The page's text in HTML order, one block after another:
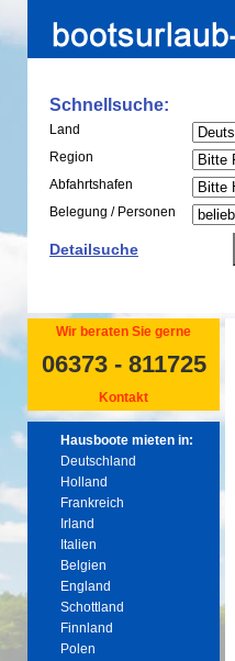
Schnellsuche:
Land
Region
Abfahrtshafen
Belegung / Personen
Detailsuche
Wir beraten Sie gerne
06373 - 811725
Kontakt
Hausboote mieten in:
Deutschland
Holland
Frankreich
Irland
Italien
Belgien
England
Schottland
Finnland
Polen